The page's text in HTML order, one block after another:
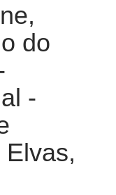
do
-